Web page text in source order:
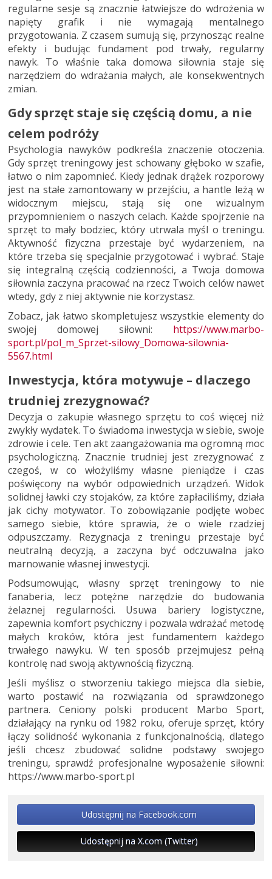
regularne sesje są znacznie łatwiejsze do wdrożenia w
napięty grafik i nie wymagają mentalnego
przygotowania. Z czasem sumują się, przynosząc realne
efekty i budując fundament pod trwały, regularny
nawyk. To właśnie taka domowa siłownia staje się
narzędziem do wdrażania małych, ale konsekwentnych
zmian.
Gdy sprzęt staje się częścią domu, a nie
celem podróży
Psychologia nawyków podkreśla znaczenie otoczenia.
Gdy sprzęt treningowy jest schowany głęboko w szafie,
łatwo o nim zapomnieć. Kiedy jednak drążek rozporowy
jest na stałe zamontowany w przejściu, a hantle leżą w
widocznym miejscu, stają się one wizualnym
przypomnieniem o naszych celach. Każde spojrzenie na
sprzęt to mały bodziec, który utrwala myśl o treningu.
Aktywność fizyczna przestaje być wydarzeniem, na
które trzeba się specjalnie przygotować i wybrać. Staje
się integralną częścią codzienności, a Twoja domowa
siłownia zaczyna pracować na rzecz Twoich celów nawet
wtedy, gdy z niej aktywnie nie korzystasz.
Zobacz, jak łatwo skompletujesz wszystkie elementy do
swojej domowej siłowni: https://www.marbo-
sport.pl/pol_m_Sprzet-silowy_Domowa-silownia-
5567.html
Inwestycja, która motywuje – dlaczego
trudniej zrezygnować?
Decyzja o zakupie własnego sprzętu to coś więcej niż
zwykły wydatek. To świadoma inwestycja w siebie, swoje
zdrowie i cele. Ten akt zaangażowania ma ogromną moc
psychologiczną. Znacznie trudniej jest zrezygnować z
czegoś, w co włożyliśmy własne pieniądze i czas
poświęcony na wybór odpowiednich urządzeń. Widok
solidnej ławki czy stojaków, za które zapłaciliśmy, działa
jak cichy motywator. To zobowiązanie podjęte wobec
samego siebie, które sprawia, że o wiele rzadziej
odpuszczamy. Rezygnacja z treningu przestaje być
neutralną decyzją, a zaczyna być odczuwalna jako
marnowanie własnej inwestycji.
Podsumowując, własny sprzęt treningowy to nie
fanaberia, lecz potężne narzędzie do budowania
żelaznej regularności. Usuwa bariery logistyczne,
zapewnia komfort psychiczny i pozwala wdrażać metodę
małych kroków, która jest fundamentem każdego
trwałego nawyku. W ten sposób przejmujesz pełną
kontrolę nad swoją aktywnością fizyczną.
Jeśli myślisz o stworzeniu takiego miejsca dla siebie,
warto postawić na rozwiązania od sprawdzonego
partnera. Ceniony polski producent Marbo Sport,
działający na rynku od 1982 roku, oferuje sprzęt, który
łączy solidność wykonania z funkcjonalnością, dlatego
jeśli chcesz zbudować solidne podstawy swojego
treningu, sprawdź profesjonalne wyposażenie siłowni:
https://www.marbo-sport.pl
Udostępnij na Facebook.com
Udostępnij na X.com (Twitter)